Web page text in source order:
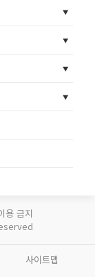
용 금지
사이트맵